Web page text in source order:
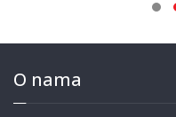
O nama